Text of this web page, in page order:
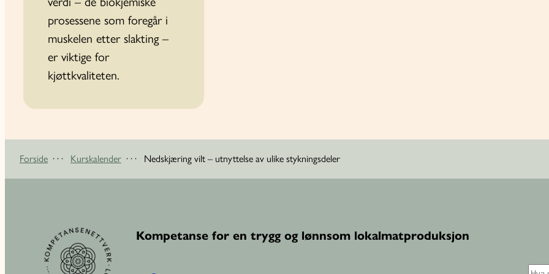
prosessene som foregår i
muskelen etter slakting –
er viktige for
kjøttkvaliteten.
Forside · · · Kurskalender · · · Nedskjæring vilt – utnyttelse av ulike stykningsdeler
Kompetanse for en trygg og lønnsom lokalmatproduksjon
S